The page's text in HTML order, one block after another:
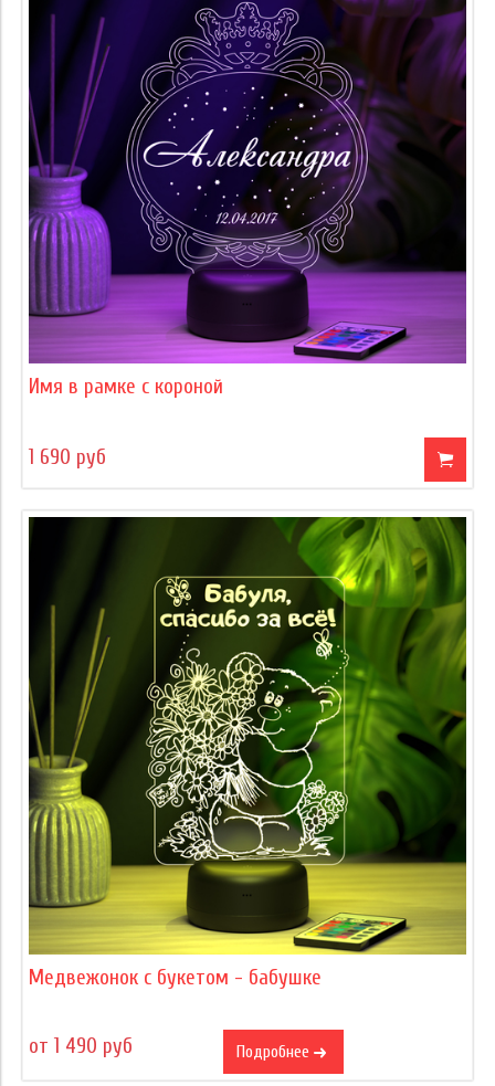
Имя в рамке с короной
1 690 руб
Медвежонок с букетом - бабушке
от 1 490 руб Подробнее